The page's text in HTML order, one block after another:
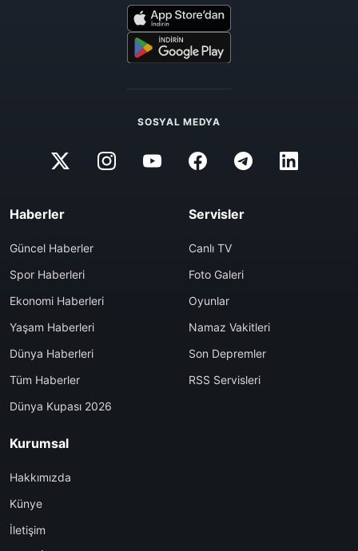
SOSYAL MEDYA
Haberler
Güncel Haberler
Spor Haberleri
Ekonomi Haberleri
Yaşam Haberleri
Dünya Haberleri
Tüm Haberler
Dünya Kupası 2026
Servisler
Canlı TV
Foto Galeri
Oyunlar
Namaz Vakitleri
Son Depremler
RSS Servisleri
Kurumsal
Hakkımızda
Künye
İletişim